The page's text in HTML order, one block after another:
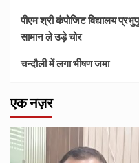
पीएम श्री कंपोजिट विद्यालय
सामान ले उड़े चोर
चन्दौली में लगा भीषण जमा
एक नज़र